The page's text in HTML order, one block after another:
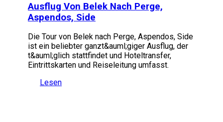
Ausflug Von Belek Nach Perge,
Aspendos, Side
Die Tour von Belek nach Perge, Aspendos, Side
ist ein beliebter ganzt&auml;giger Ausflug, der
t&auml;glich stattfindet und Hoteltransfer,
Eintrittskarten und Reiseleitung umfasst.
Lesen